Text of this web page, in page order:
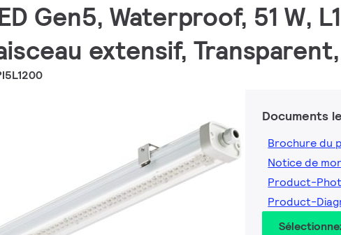
Gen5, Waterproof, 51 W,
extensif, Transparent,
Documents
Brochure du
Notice de
Product-
Product-